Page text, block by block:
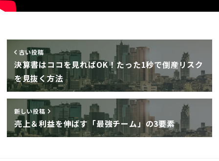
古い投稿
決算書はココを見ればOK！たった1秒で倒産リスク
を見抜く方法
新しい投稿
売上＆利益を伸ばす「最強チーム」の3要素